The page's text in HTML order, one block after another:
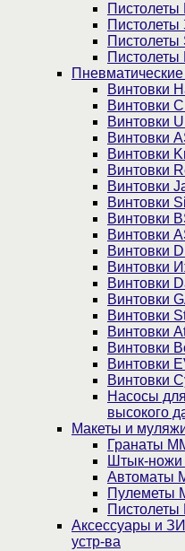
Пистолеты
Пистолеты
Винтовки
Винтовки
Винтовки
Винтовки
Винтовки
Винтовки
Винтовки
Винтовки
Винтовки
Винтовки
Винтовки
Винтовки
Винтовки
Винтовки
Винтовки
Винтовки
Винтовки
Винтовки
Винтовки
Насосы
высокого
Макеты и
Гранаты
Штык-
Автоматы
Пулеметы
Аксессуары и
устр-ва